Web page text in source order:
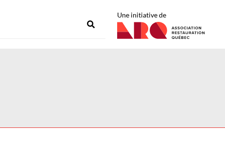
Une initiative de